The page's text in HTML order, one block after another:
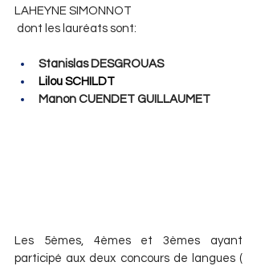
LAHEYNE SIMONNOT
dont les lauréats sont:
Stanislas DESGROUAS
Lilou SCHILDT
Manon CUENDET GUILLAUMET
Les 5èmes, 4èmes et 3èmes ayant
participé aux deux concours de langues (